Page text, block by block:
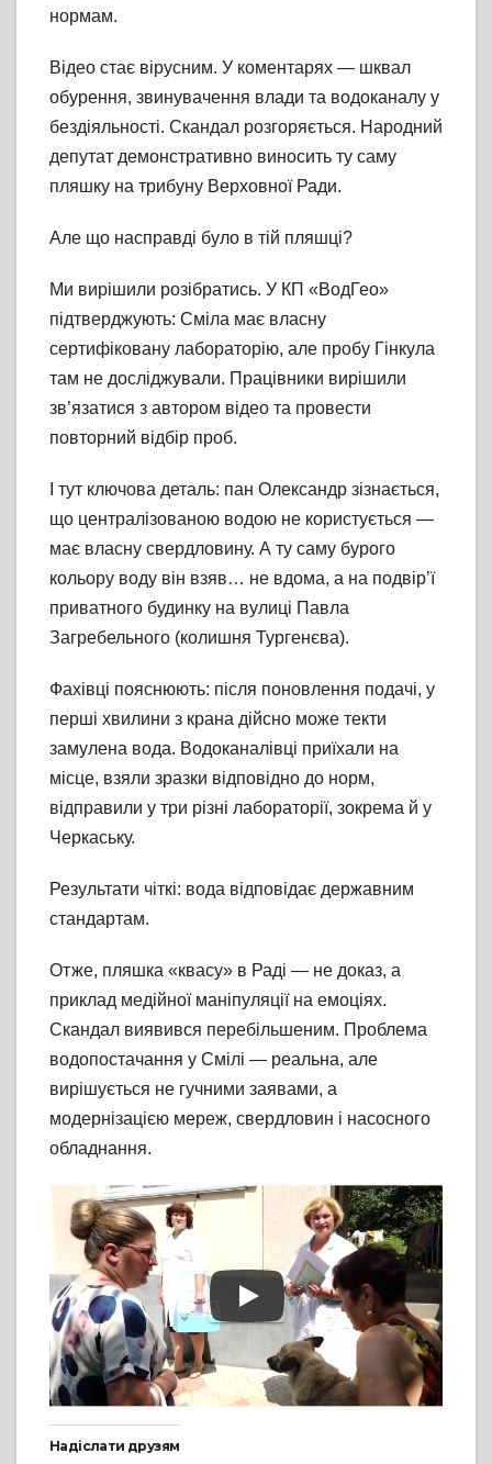
нормам.
Відео стає вірусним. У коментарях — шквал
обурення, звинувачення влади та водоканалу у
бездіяльності. Скандал розгоряється. Народний
депутат демонстративно виносить ту саму
пляшку на трибуну Верховної Ради.
Але що насправді було в тій пляшці?
Ми вирішили розібратись. У КП «ВодГео»
підтверджують: Сміла має власну
сертифіковану лабораторію, але пробу Гінкула
там не досліджували. Працівники вирішили
зв’язатися з автором відео та провести
повторний відбір проб.
І тут ключова деталь: пан Олександр зізнається,
що централізованою водою не користується —
має власну свердловину. А ту саму бурого
кольору воду він взяв… не вдома, а на подвір’ї
приватного будинку на вулиці Павла
Загребельного (колишня Тургенєва).
Фахівці пояснюють: після поновлення подачі, у
перші хвилини з крана дійсно може текти
замулена вода. Водоканалівці приїхали на
місце, взяли зразки відповідно до норм,
відправили у три різні лабораторії, зокрема й у
Черкаську.
Результати чіткі: вода відповідає державним
стандартам.
Отже, пляшка «квасу» в Раді — не доказ, а
приклад медійної маніпуляції на емоціях.
Скандал виявився перебільшеним. Проблема
водопостачання у Смілі — реальна, але
вирішується не гучними заявами, а
модернізацією мереж, свердловин і насосного
обладнання.
Надіслати друзям